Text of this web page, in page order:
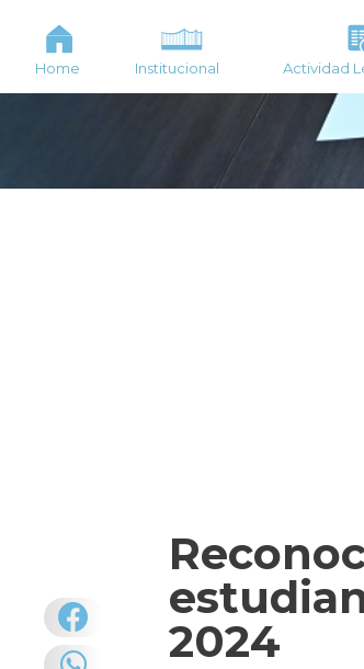
Home Institucional Actividad
2024